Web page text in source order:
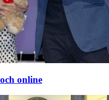
online